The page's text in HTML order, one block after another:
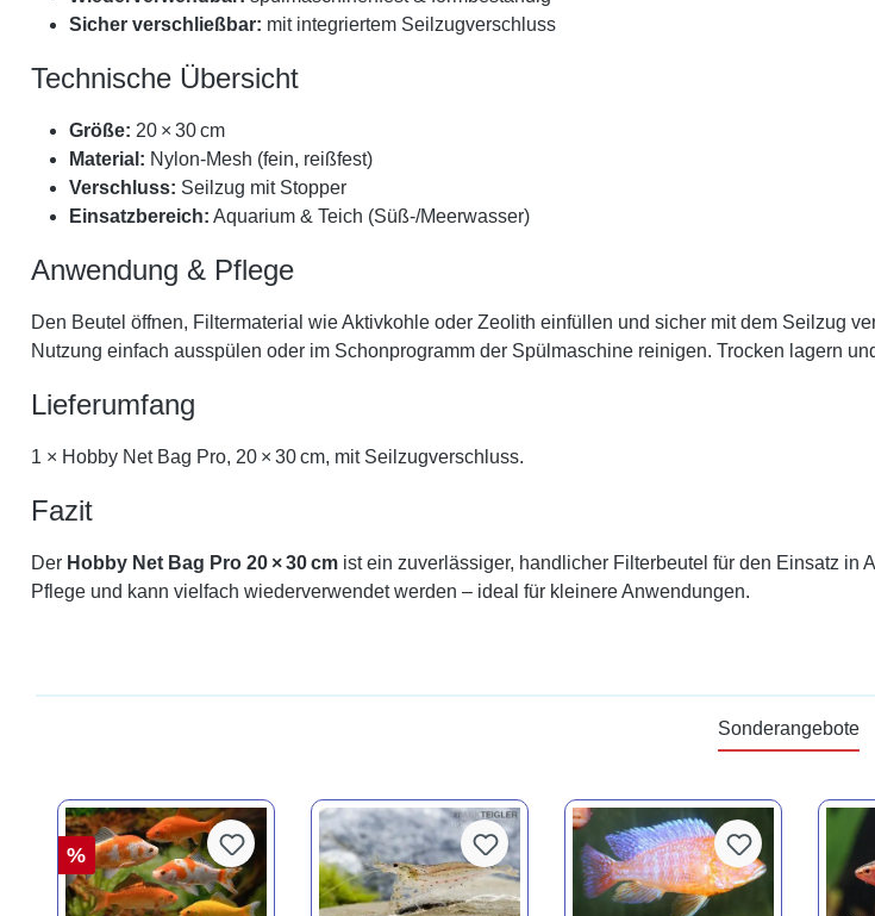
Sicher verschließbar: mit integriertem Seilzugverschluss
Technische Übersicht
Größe: 20 × 30 cm
Material: Nylon-Mesh (fein, reißfest)
Verschluss: Seilzug mit Stopper
Einsatzbereich: Aquarium & Teich (Süß-/Meerwasser)
Anwendung & Pflege
Den Beutel öffnen, Filtermaterial wie Aktivkohle oder Zeolith einfüllen und sicher mit dem Seilzug
Nutzung einfach ausspülen oder im Schonprogramm der Spülmaschine reinigen. Trocken lagern
Lieferumfang
1 × Hobby Net Bag Pro, 20 × 30 cm, mit Seilzugverschluss.
Fazit
Der Hobby Net Bag Pro 20 × 30 cm ist ein zuverlässiger, handlicher Filterbeutel für den Einsatz in
Pflege und kann vielfach wiederverwendet werden – ideal für kleinere Anwendungen.
Sonderangebote
%